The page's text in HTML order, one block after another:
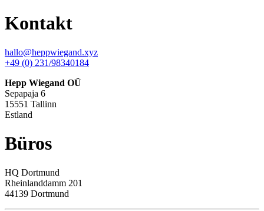
Kontakt
hallo@heppwiegand.xyz
+49 (0) 231/98340184
Hepp Wiegand OÜ
Sepapaja 6
15551 Tallinn
Estland
Büros
HQ Dortmund
Rheinlanddamm 201
44139 Dortmund